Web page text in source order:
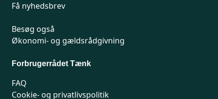
Få nyhedsbrev
Besøg også
Økonomi- og gældsrådgivning
Forbrugerrådet Tænk
FAQ
Cookie- og privatlivspolitik